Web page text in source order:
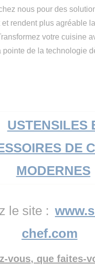
nous pour des
rendent plus agréable
votre cuisine
pointe de la technologie
le site :
chef.com
vous, que faites-